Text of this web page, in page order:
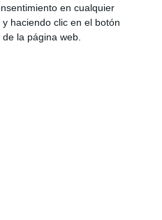
en cualquier
haciendo clic en el botón
la página web.